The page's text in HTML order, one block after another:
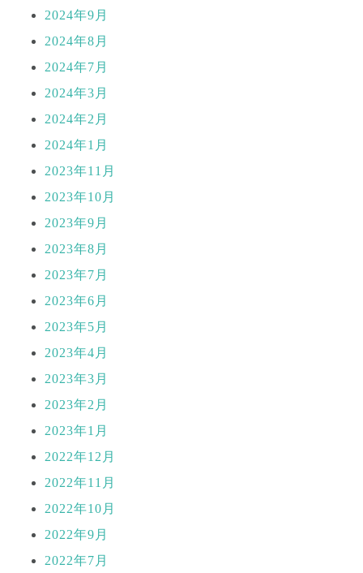
2024年9月
2024年8月
2024年7月
2024年3月
2024年2月
2024年1月
2023年11月
2023年10月
2023年9月
2023年8月
2023年7月
2023年6月
2023年5月
2023年4月
2023年3月
2023年2月
2023年1月
2022年12月
2022年11月
2022年10月
2022年9月
2022年7月